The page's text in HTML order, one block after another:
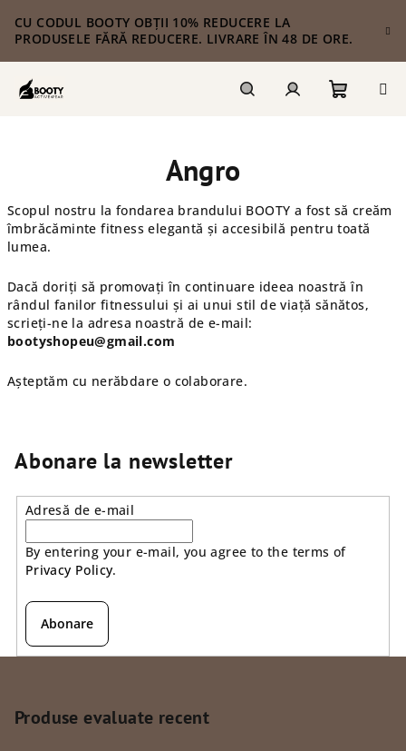
conținut
CU CODUL BOOTY OBȚII 10% REDUCERE LA
PRODUSELE FĂRĂ REDUCERE. LIVRARE ÎN 48 DE ORE.
Angro
Scopul nostru la fondarea brandului BOOTY a fost să creăm
îmbrăcăminte fitness elegantă și accesibilă pentru toată
lumea.
Dacă doriți să promovați în continuare ideea noastră în
rândul fanilor fitnessului și ai unui stil de viață sănătos,
scrieți-ne la adresa noastră de e-mail:
bootyshopeu@gmail.com
Așteptăm cu nerăbdare o colaborare.
Abonare la newsletter
Adresă de e-mail
By entering your e-mail, you agree to the terms of
Privacy Policy.
Abonare
Produse evaluate recent